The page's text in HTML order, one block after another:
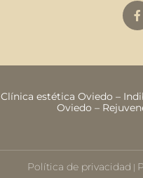
Clínica estética Oviedo –
Oviedo –
Política de privacidad |